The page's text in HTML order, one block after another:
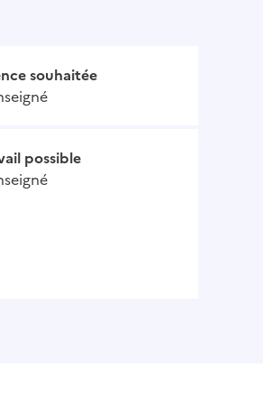
souhaitée
possible